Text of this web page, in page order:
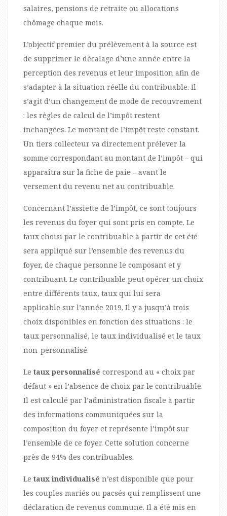
salaires, pensions de retraite ou allocations
chômage chaque mois.
L’objectif premier du prélèvement à la source est
de supprimer le décalage d’une année entre la
perception des revenus et leur imposition afin de
s’adapter à la situation réelle du contribuable. Il
s’agit d’un changement de mode de recouvrement
: les règles de calcul de l’impôt restent
inchangées. Le montant de l’impôt reste constant.
Un tiers collecteur va directement prélever la
somme correspondant au montant de l’impôt – qui
apparaîtra sur la fiche de paie – avant le
versement du revenu net au contribuable.
Concernant l’assiette de l’impôt, ce sont toujours
les revenus du foyer qui sont pris en compte. Le
taux choisi par le contribuable à partir de cet été
sera appliqué sur l’ensemble des revenus du
foyer, de chaque personne le composant et y
contribuant. Le contribuable peut opérer un choix
entre différents taux, taux qui lui sera
applicable sur l’année 2019. Il y a jusqu’à trois
choix disponibles en fonction des situations : le
taux personnalisé, le taux individualisé et le taux
non-personnalisé.
Le taux personnalisé correspond au « choix par
défaut » en l’absence de choix par le contribuable.
Il est calculé par l’administration fiscale à partir
des informations communiquées sur la
composition du foyer et représente l’impôt sur
l’ensemble de ce foyer. Cette solution concerne
près de 94% des contribuables.
Le taux individualisé n’est disponible que pour
les couples mariés ou pacsés qui remplissent une
déclaration de revenus commune. Il a été mis en